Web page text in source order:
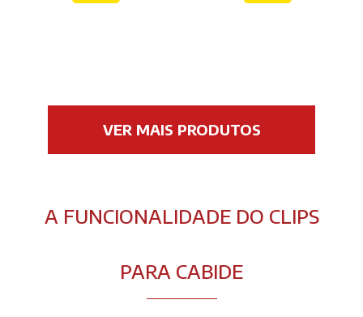
VER MAIS PRODUTOS
A FUNCIONALIDADE DO CLIPS
PARA CABIDE